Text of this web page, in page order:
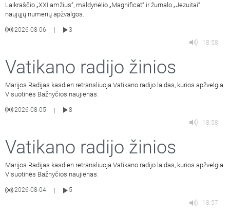
Laikraščio „XXI amžius“, maldynėlio „Magnificat“ ir žurnalo „Jėzuitai“
naujųjų numerių apžvalgos.
2026-08-06
3
18:58
Vatikano radijo žinios
Marijos Radijas kasdien retransliuoja Vatikano radijo laidas, kurios apžvelgia
Visuotinės Bažnyčios naujienas.
2026-08-05 |
8
18:58
Vatikano radijo žinios
Marijos Radijas kasdien retransliuoja Vatikano radijo laidas, kurios apžvelgia
Visuotinės Bažnyčios naujienas.
2026-08-04
5
18:57